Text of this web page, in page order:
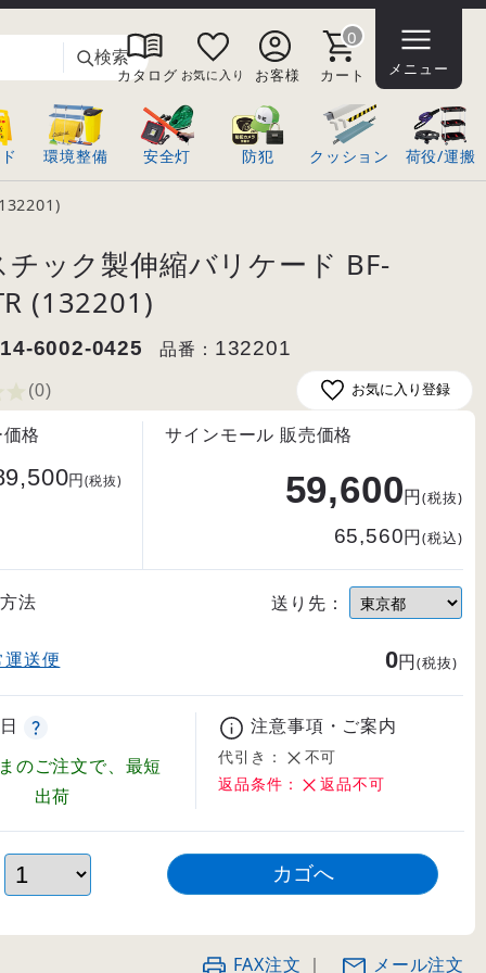
検索
カタログ お気に入り お客様
0
カート メニュー
環境整備 安全灯 防犯 クッション 荷役/運搬
チック製伸縮バリケード BF-
(132201)
6002-0425 品番： 132201
(0) お気に入り登録
格
円(税抜)
サインモール 販売価格
59,600円(税抜)
65,560円(税込)
法 送り先：
運送便 0円(税抜)
のご注文で、最短
出荷
注意事項・ご案内
代引き：
不可
返品条件：
返品不可
FAX注文 ｜ メール注文